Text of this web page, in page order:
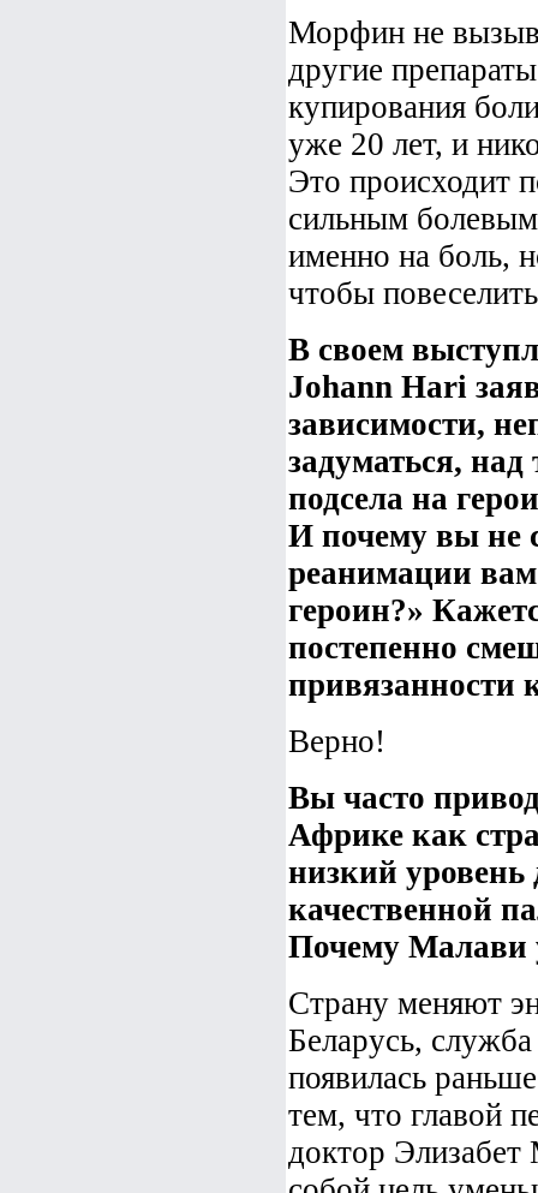
Морфин не
другие
купирования
уже 20 лет, и
Это происходит
сильным
именно на боль,
чтобы
В своем
Johann Hari
зависимости,
задуматься,
подсела на
И почему вы не
реанимации
героин?»
постепенно
привязанности
Верно!
Вы часто
Африке как
низкий уровень
качественной
Почему Малави
Страну меняют
Беларусь,
появилась
тем, что главой
доктор Элизабет